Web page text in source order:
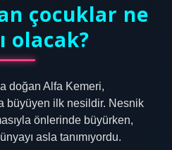
çocuklar ne
olacak?
doğan Alfa Kemeri,
büyüyen ilk nesildir. Nesnik
önlerinde büyürken,
asla tanımıyordu.